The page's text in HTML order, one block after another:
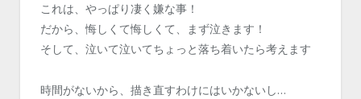
これは、やっぱり凄く嫌な事！
だから、悔しくて悔しくて、まず泣きます！
そして、泣いて泣いてちょっと落ち着いたら考えます
時間がないから、描き直すわけにはいかないし…